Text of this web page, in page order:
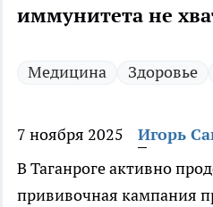
иммунитета не
Медицина Здоровье
7 ноября 2025
Игорь
В Таганроге активно
прививочная кампания